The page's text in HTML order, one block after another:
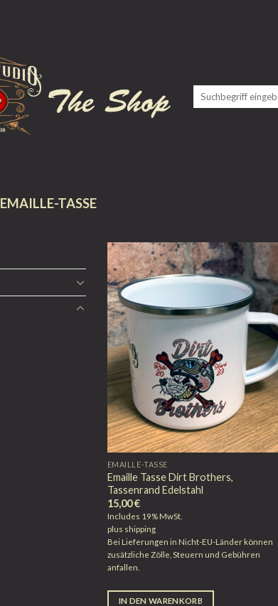
EMAILLE-TASSE
EMAILLE-TASSE
Emaille Tasse Dirt Brothers,
Tassenrand Edelstahl
15,00€
Includes 19% MwSt.
plus shipping
Bei Lieferungen in Nicht-EU-Länder können
zusätzliche Zölle, Steuern und Gebühren
anfallen.
IN DEN WARENKORB